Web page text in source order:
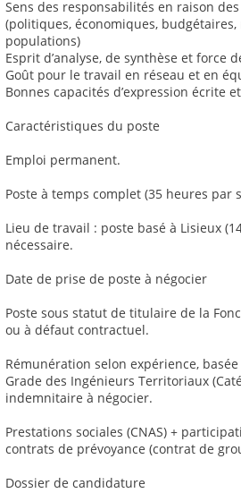
Sens des responsabilités en raison des
(politiques, économiques,
populations)
Esprit d’analyse, de synthèse et force
Goût pour le travail en réseau et en
Bonnes capacités d’expression écrite
Caractéristiques du poste
Emploi permanent.
Poste à temps complet (35 heures par
Lieu de travail : poste basé à Lisieux
nécessaire.
Date de prise de poste à négocier
Poste sous statut de titulaire de la
ou à défaut contractuel.
Rémunération selon expérience,
Grade des Ingénieurs Territoriaux
indemnitaire à négocier.
Prestations sociales (CNAS) +
contrats de prévoyance (contrat de
Dossier de candidature